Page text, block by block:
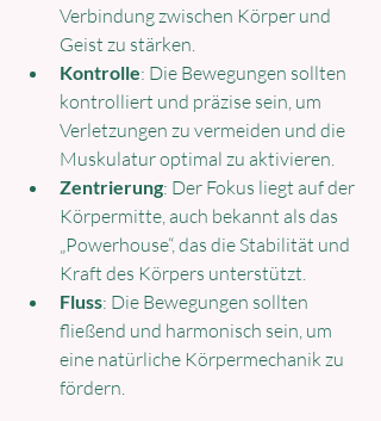
Verbindung zwischen Körper und
Geist zu stärken.
Kontrolle: Die Bewegungen sollten
kontrolliert und präzise sein, um
Verletzungen zu vermeiden und die
Muskulatur optimal zu aktivieren.
Zentrierung: Der Fokus liegt auf der
Körpermitte, auch bekannt als das
„Powerhouse“, das die Stabilität und
Kraft des Körpers unterstützt.
Fluss: Die Bewegungen sollten
fließend und harmonisch sein, um
eine natürliche Körpermechanik zu
fördern.